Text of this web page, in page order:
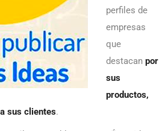
perfiles de
empresas
que
destacan por
sus
productos,
sus clientes.